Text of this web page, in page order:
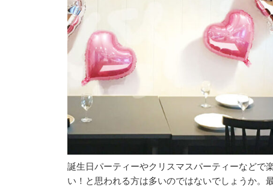
誕生日パーティーやクリスマスパーティーなどで
い！と思われる方は多いのではないでしょうか。